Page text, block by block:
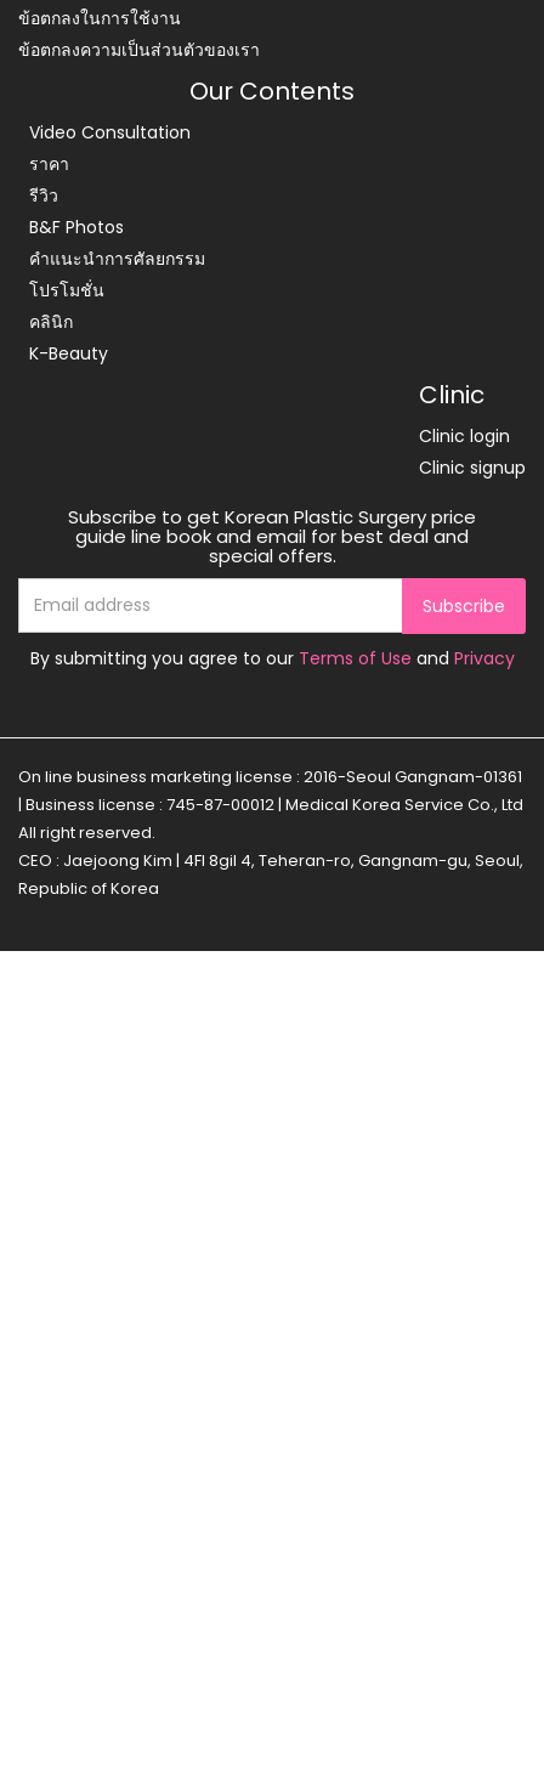
ข้อตกลงในการใช้งาน
ข้อตกลงความเป็นส่วนตัวของเรา
Our Contents
Video Consultation
ราคา
รีวิว
B&F Photos
คำแนะนำการศัลยกรรม
โปรโมชั่น
คลินิก
K-Beauty
Clinic
Clinic login
Clinic signup
Subscribe to get Korean Plastic Surgery price
guide line book and email for best deal and
special offers.
Subscribe
By submitting you agree to our Terms of Use and Privacy
On line business marketing license : 2016-Seoul Gangnam-01361
| Business license : 745-87-00012 | Medical Korea Service Co., Ltd
All right reserved.
CEO : Jaejoong Kim | 4Fl 8gil 4, Teheran-ro, Gangnam-gu, Seoul,
Republic of Korea